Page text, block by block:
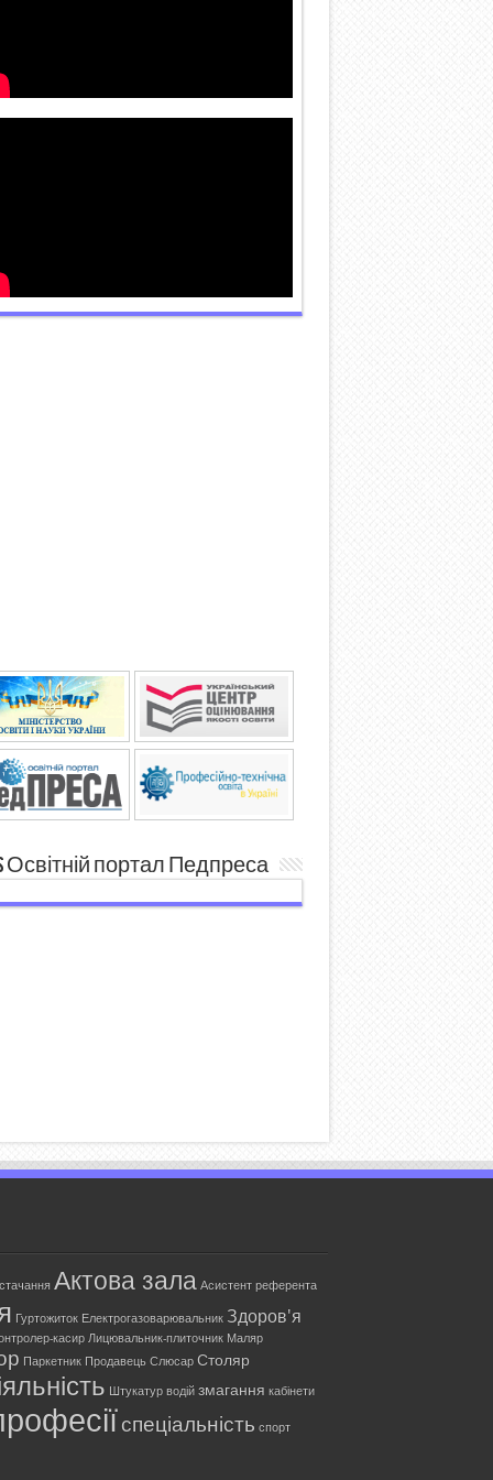
Освітній портал Педпреса
Актова зала Асистент референта
Гуртожиток Електрогазоварювальник Здоров'я
касир Лицювальник-плиточник Маляр
Паркетник Продавець Слюсар Столяр
Штукатур водій змагання кабінети
спеціальність спорт